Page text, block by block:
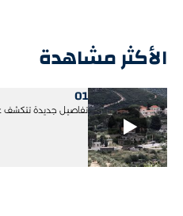
الأكثر مشاهدة
01
تفاصيل جديدة تتكشف